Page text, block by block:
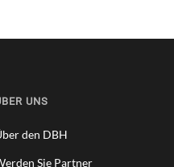
UNS
den DBH
Sie Partner